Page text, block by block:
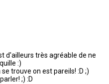
d'ailleurs très agréable de ne
:)
trouve on est pareils! :D ;)
;) :D